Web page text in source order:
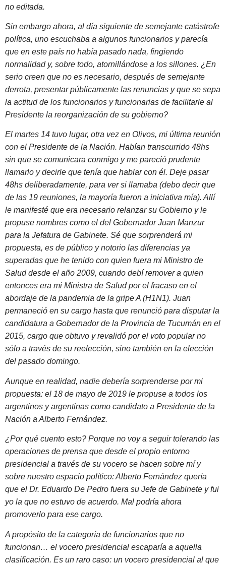
no editada.
Sin embargo ahora, al día siguiente de semejante catástrofe
política, uno escuchaba a algunos funcionarios y parecía
que en este país no había pasado nada, fingiendo
normalidad y, sobre todo, atornillándose a los sillones. ¿En
serio creen que no es necesario, después de semejante
derrota, presentar públicamente las renuncias y que se sepa
la actitud de los funcionarios y funcionarias de facilitarle al
Presidente la reorganización de su gobierno?
El martes 14 tuvo lugar, otra vez en Olivos, mi última reunión
con el Presidente de la Nación. Habían transcurrido 48hs
sin que se comunicara conmigo y me pareció prudente
llamarlo y decirle que tenía que hablar con él. Deje pasar
48hs deliberadamente, para ver si llamaba (debo decir que
de las 19 reuniones, la mayoría fueron a iniciativa mía). Allí
le manifesté que era necesario relanzar su Gobierno y le
propuse nombres como el del Gobernador Juan Manzur
para la Jefatura de Gabinete. Sé que sorprenderá mi
propuesta, es de público y notorio las diferencias ya
superadas que he tenido con quien fuera mi Ministro de
Salud desde el año 2009, cuando debí remover a quien
entonces era mi Ministra de Salud por el fracaso en el
abordaje de la pandemia de la gripe A (H1N1). Juan
permaneció en su cargo hasta que renunció para disputar la
candidatura a Gobernador de la Provincia de Tucumán en el
2015, cargo que obtuvo y revalidó por el voto popular no
sólo a través de su reelección, sino también en la elección
del pasado domingo.
Aunque en realidad, nadie debería sorprenderse por mi
propuesta: el 18 de mayo de 2019 le propuse a todos los
argentinos y argentinas como candidato a Presidente de la
Nación a Alberto Fernández.
¿Por qué cuento esto? Porque no voy a seguir tolerando las
operaciones de prensa que desde el propio entorno
presidencial a través de su vocero se hacen sobre mí y
sobre nuestro espacio político: Alberto Fernández quería
que el Dr. Eduardo De Pedro fuera su Jefe de Gabinete y fui
yo la que no estuvo de acuerdo. Mal podría ahora
promoverlo para ese cargo.
A propósito de la categoría de funcionarios que no
funcionan… el vocero presidencial escaparía a aquella
clasificación. Es un raro caso: un vocero presidencial al que